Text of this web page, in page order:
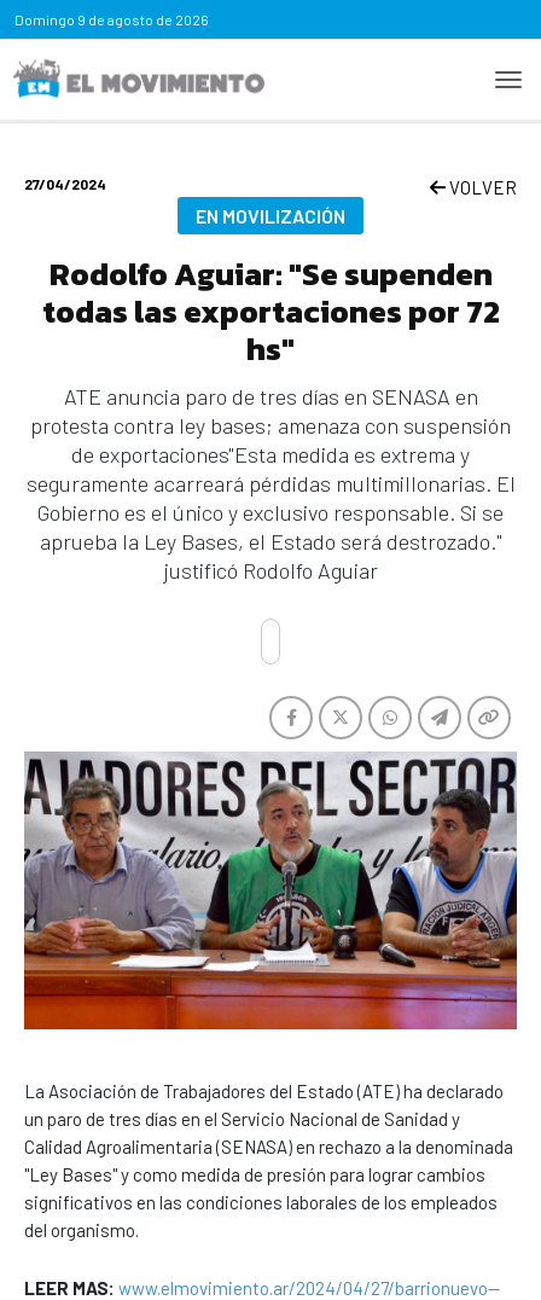
Domingo 9 de agosto de 2026
27/04/2024 VOLVER
EN MOVILIZACIÓN
Rodolfo Aguiar: "Se supenden
todas las exportaciones por 72
hs"
ATE anuncia paro de tres días en SENASA en
protesta contra ley bases; amenaza con suspensión
de exportaciones"Esta medida es extrema y
seguramente acarreará pérdidas multimillonarias. El
Gobierno es el único y exclusivo responsable. Si se
aprueba la Ley Bases, el Estado será destrozado."
justificó Rodolfo Aguiar
La Asociación de Trabajadores del Estado (ATE) ha declarado
un paro de tres días en el Servicio Nacional de Sanidad y
Calidad Agroalimentaria (SENASA) en rechazo a la denominada
"Ley Bases" y como medida de presión para lograr cambios
significativos en las condiciones laborales de los empleados
del organismo.
LEER MAS: www.elmovimiento.ar/2024/04/27/barrionuevo--